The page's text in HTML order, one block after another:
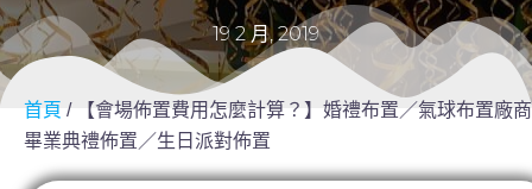
19 2 月, 2019
首頁 / 【會場佈置費用怎麼計算？】婚禮布置／氣球布置廠
畢業典禮佈置／生日派對佈置